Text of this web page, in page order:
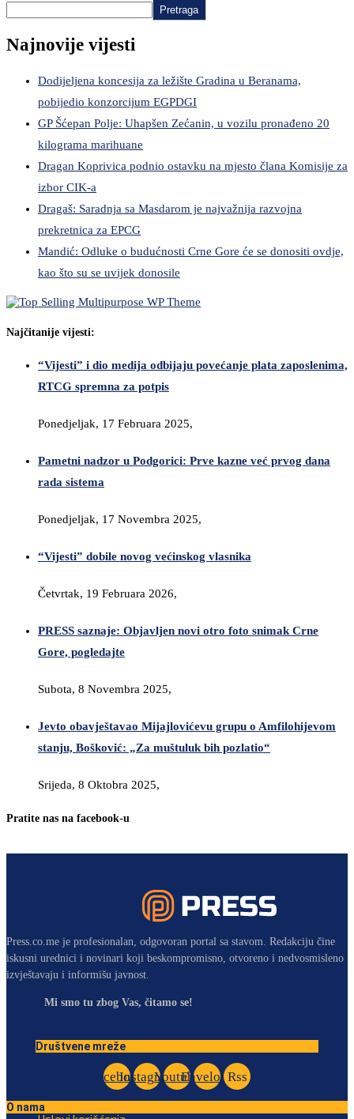
Pretraga
Najnovije vijesti
Dodijeljena koncesija za ležište Gradina u Beranama,
pobijedio konzorcijum EGPDGI
GP Šćepan Polje: Uhapšen Zećanin, u vozilu pronađeno 20
kilograma marihuane
Dragan Koprivica podnio ostavku na mjesto člana Komisije za
izbor CIK-a
Dragaš: Saradnja sa Masdarom je najvažnija razvojna
prekretnica za EPCG
Mandić: Odluke o budućnosti Crne Gore će se donositi ovdje,
kao što su se uvijek donosile
Najčitanije vijesti:
“Vijesti” i dio medija odbijaju povećanje plata zaposlenima,
RTCG spremna za potpis
Ponedjeljak, 17 Februara 2025,
Pametni nadzor u Podgorici: Prve kazne već prvog dana
rada sistema
Ponedjeljak, 17 Novembra 2025,
“Vijesti” dobile novog većinskog vlasnika
Četvrtak, 19 Februara 2026,
PRESS saznaje: Objavljen novi otro foto snimak Crne
Gore, pogledajte
Subota, 8 Novembra 2025,
Jevto obavještavao Mijajlovićevu grupu o Amfilohijevom
stanju, Bošković: „Za muštuluk bih pozlatio“
Srijeda, 8 Oktobra 2025,
Pratite nas na facebook-u
Press.co.me je profesionalan, odgovoran portal sa stavom. Redakciju čine
iskusni urednici i novinari koji beskompromisno, otvoreno i nedvosmisleno
izvještavaju i informišu javnost.
Mi smo tu zbog Vas, čitamo se!
Društvene mreže
Facebook
InstagramYoutubeEnvelopeRss
O nama